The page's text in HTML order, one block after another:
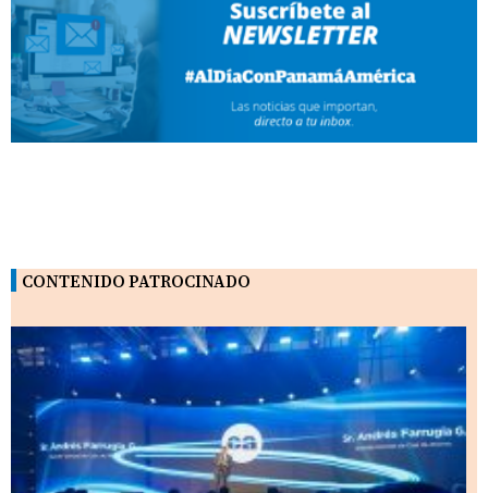
CONTENIDO PATROCINADO